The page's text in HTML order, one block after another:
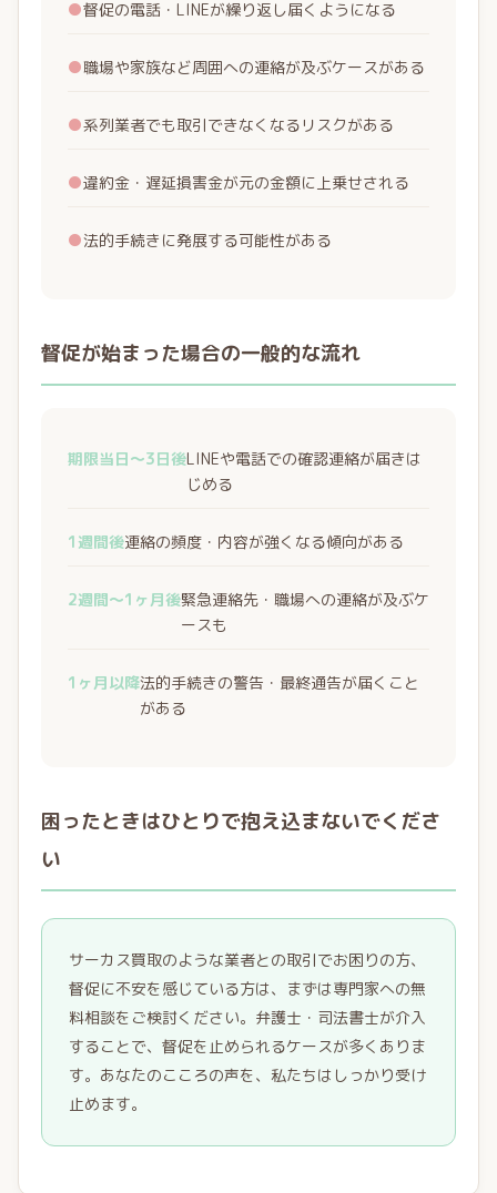
●督促の電話・LINEが繰り返し届くようになる
●職場や家族など周囲への連絡が及ぶケースがある
●系列業者でも取引できなくなるリスクがある
●違約金・遅延損害金が元の金額に上乗せされる
●法的手続きに発展する可能性がある
督促が始まった場合の一般的な流れ
期限当日〜3日後LINEや電話での確認連絡が届きは
じめる
1週間後連絡の頻度・内容が強くなる傾向がある
2週間〜1ヶ月後緊急連絡先・職場への連絡が及ぶケ
ースも
1ヶ月以降法的手続きの警告・最終通告が届くこと
がある
困ったときはひとりで抱え込まないでくださ
い
サーカス買取のような業者との取引でお困りの方、
督促に不安を感じている方は、まずは専門家への無
料相談をご検討ください。弁護士・司法書士が介入
することで、督促を止められるケースが多くありま
す。あなたのこころの声を、私たちはしっかり受け
止めます。